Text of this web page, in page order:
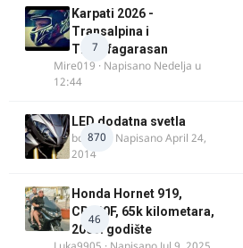
7
Karpati 2026 -
Transalpina i
Transfagarasan
Mire019 · Napisano Nedelja u
12:44
870
LED dodatna svetla
boki.64 · NapisanoApril 24,
2014
46
Honda Hornet 919,
CB900F, 65k kilometara,
2005. godište